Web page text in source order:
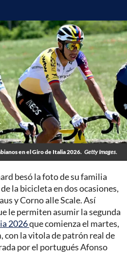
en el Giro de Italia 2026. Getty Images.
besó la foto de su familia
la bicicleta en dos ocasiones,
y Corno alle Scale. Así
le permiten asumir la segunda
2026que comienza el martes,
con la vitola de patrón real de
por el portugués Afonso